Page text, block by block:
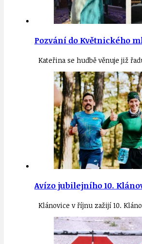
Pozvání do Květnického
Kateřina se hudbě věnuje již
Avízo jubilejního 10.
Klánovice v říjnu zažijí 10.